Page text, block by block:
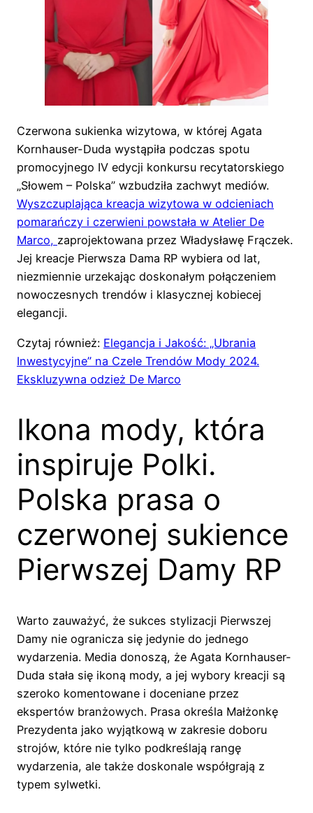
Czerwona sukienka wizytowa, w której Agata
Kornhauser-Duda wystąpiła podczas spotu
promocyjnego IV edycji konkursu recytatorskiego
„Słowem – Polska” wzbudziła zachwyt mediów.
Wyszczuplająca kreacja wizytowa w odcieniach
pomarańczy i czerwieni powstała w Atelier De
Marco, zaprojektowana przez Władysławę Frączek.
Jej kreacje Pierwsza Dama RP wybiera od lat,
niezmiennie urzekając doskonałym połączeniem
nowoczesnych trendów i klasycznej kobiecej
elegancji.
Czytaj również: Elegancja i Jakość: „Ubrania
Inwestycyjne” na Czele Trendów Mody 2024.
Ekskluzywna odzież De Marco
Ikona mody, która
inspiruje Polki.
Polska prasa o
czerwonej sukience
Pierwszej Damy RP
Warto zauważyć, że sukces stylizacji Pierwszej
Damy nie ogranicza się jedynie do jednego
wydarzenia. Media donoszą, że Agata Kornhauser-
Duda stała się ikoną mody, a jej wybory kreacji są
szeroko komentowane i doceniane przez
ekspertów branżowych. Prasa określa Małżonkę
Prezydenta jako wyjątkową w zakresie doboru
strojów, które nie tylko podkreślają rangę
wydarzenia, ale także doskonale współgrają z
typem sylwetki.